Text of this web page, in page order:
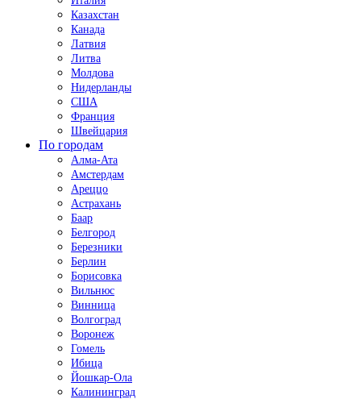
Казахстан
Канада
Латвия
Литва
Молдова
Нидерланды
США
Франция
Швейцария
По городам
Алма-Ата
Амстердам
Ареццо
Астрахань
Баар
Белгород
Березники
Берлин
Борисовка
Вильнюс
Винница
Волгоград
Воронеж
Гомель
Ибица
Йошкар-Ола
Калининград